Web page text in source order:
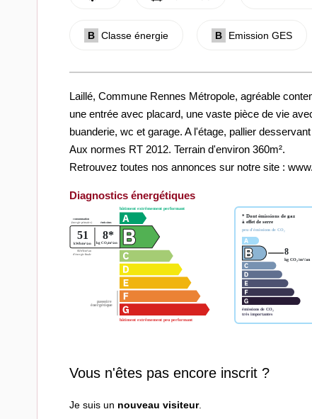
B Classe énergie B Emission GES
Laillé, Commune Rennes Métropole, agréable
une entrée avec placard, une vaste pièce de vie
buanderie, wc et garage. A l'étage, pallier
Aux normes RT 2012. Terrain d'environ 360m².
Retrouvez toutes nos annonces sur notre site :
Diagnostics énergétiques
Vous n'êtes pas encore inscrit ?
Je suis un nouveau visiteur.